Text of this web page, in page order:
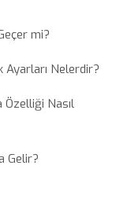
mi?
Ayarları Nelerdir?
Özelliği Nasıl
Gelir?